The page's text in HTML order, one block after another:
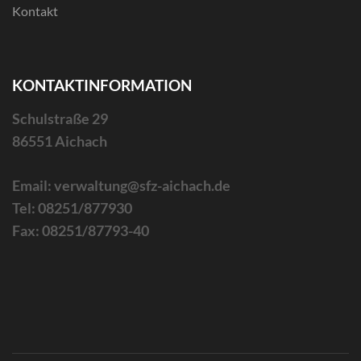
Kontakt
KONTAKTINFORMATION
Schulstraße 29
86551 Aichach
Email: verwaltung@sfz-aichach.de
Tel: 08251/877930
Fax: 08251/87793-40